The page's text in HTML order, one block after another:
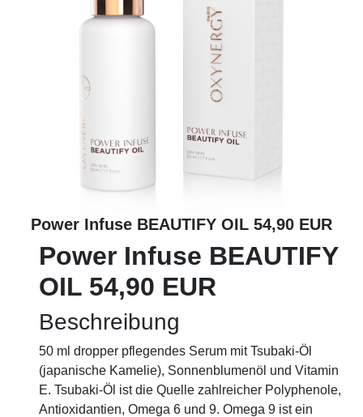
Power Infuse BEAUTIFY OIL 54,90 EUR
Power Infuse BEAUTIFY
OIL 54,90 EUR
Beschreibung
50 ml dropper pflegendes Serum mit Tsubaki-Öl
(japanische Kamelie), Sonnenblumenöl und Vitamin
E. Tsubaki-Öl ist die Quelle zahlreicher Polyphenole,
Antioxidantien, Omega 6 und 9. Omega 9 ist ein